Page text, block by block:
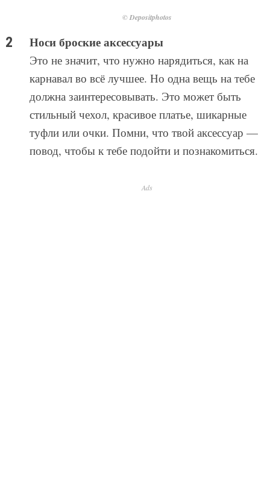
© Depositphotos
Носи броские аксессуары
Это не значит, что нужно нарядиться, как на
карнавал во всё лучшее. Но одна вещь на тебе
должна заинтересовывать. Это может быть
стильный чехол, красивое платье, шикарные
туфли или очки. Помни, что твой аксессуар —
повод, чтобы к тебе подойти и познакомиться.
Ads